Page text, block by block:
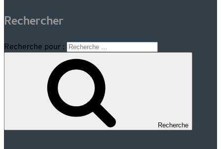
Rechercher
Recherche pour :
Recherche